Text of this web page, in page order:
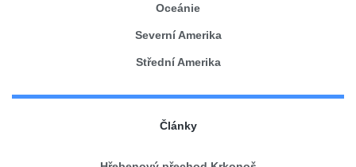
Oceánie
Severní Amerika
Střední Amerika
Články